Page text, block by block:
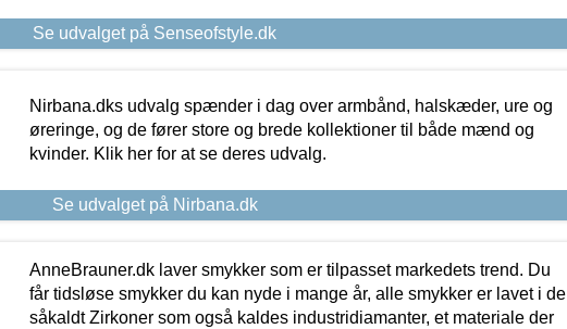
Se udvalget på Senseofstyle.dk
Nirbana.dks udvalg spænder i dag over armbånd, halskæder, ure og
øreringe, og de fører store og brede kollektioner til både mænd og
kvinder. Klik her for at se deres udvalg.
Se udvalget på Nirbana.dk
AnneBrauner.dk laver smykker som er tilpasset markedets trend. Du
får tidsløse smykker du kan nyde i mange år, alle smykker er lavet i de
såkaldt Zirkoner som også kaldes industridiamanter, et materiale der